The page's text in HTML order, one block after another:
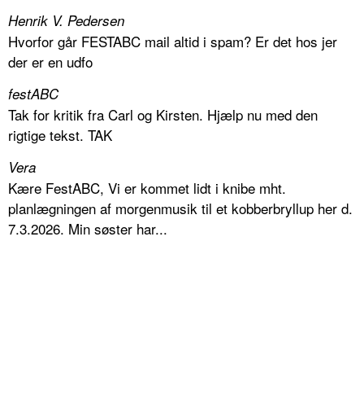
Henrik V. Pedersen
Hvorfor går FESTABC mail altid i spam? Er det hos jer
der er en udfo
festABC
Tak for kritik fra Carl og Kirsten. Hjælp nu med den
rigtige tekst. TAK
Vera
Kære FestABC, Vi er kommet lidt i knibe mht.
planlægningen af morgenmusik til et kobberbryllup her d.
7.3.2026. Min søster har...